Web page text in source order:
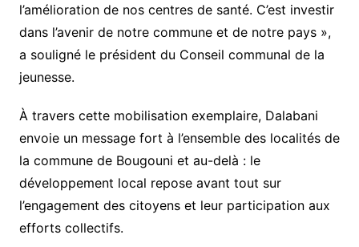
l’amélioration de nos centres de santé. C’est investir
dans l’avenir de notre commune et de notre pays »,
a souligné le président du Conseil communal de la
jeunesse.
À travers cette mobilisation exemplaire, Dalabani
envoie un message fort à l’ensemble des localités de
la commune de Bougouni et au-delà : le
développement local repose avant tout sur
l’engagement des citoyens et leur participation aux
efforts collectifs.